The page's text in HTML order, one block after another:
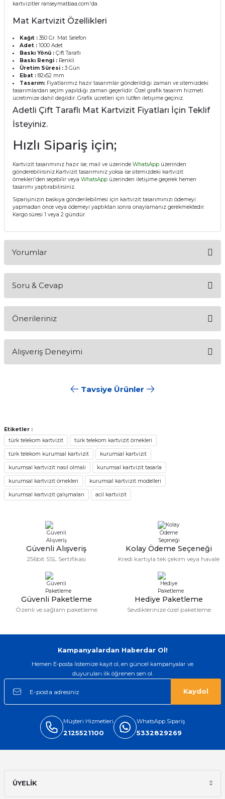
kartvizitler ranseymatbaa.com'da.
Mat Kartvizit Özellikleri
Kağıt :350 Gr. Mat Selefon
Adet :1000 Adet
Baskı Yönü :Çift Taraflı
Baskı Rengi : Renkli
Üretim Süresi :3 Gün
Ebat :82x52 mm
Tasarım: Fiyatlarımız hazır tasarımlar gönderildiği zaman ve sitemizdeki
tasarımlardan seçim yapıldığı zaman geçerlidir. Özel grafik tasarım hizmeti
ücretimize dahil değildir. Grafik ücretleri için lütfen iletişime geçiniz.
Adetli Çift Taraflı Mat Kartvizit Fiyatları İçin Teklif
İsteyiniz.
Hızlı Sipariş için;
Kartvizit tasarımınız hazır ise; mail ve üzerinde WhatsApp üzerinden
gönderebilirsiniz.Kartvizit tasarımınız yoksa ise sitemizdeki kartvizit
örnekleri'den seçebilir veya WhatsApp üzerinden iletişime geçerek hemen
tasarımı yaptırabilirsiniz.
Siparişinizin baskıya gönderilebilmesi için kartvizit tasarımınızı ödemeyi
yapmadan önce veya ödemeyi yaptıktan sonra onaylamanız gerekmektedir.
Kargo süresi 1 veya 2 gündür.
Yorumlar
Soru & Cevap
Önerileriniz
konularda yetersiz gördüğünüz noktaları öneri formunu
kullanarak tarafımıza iletebilirsiniz.
Ürün bilgilerinde hatalar bulunuyor.
Ürün fiyatı diğer sitelerden daha pahalı.
Bu ürüne benzer farklı alternatifler olmalı.
Alışveriş Deneyimi
Sitemize ilk yorumu siz yapın!
Tavsiye Ürünler
En Ekonomik Kartvizit
699,00 TL 562,80 TL
682,80 TL
Sıvamalı Özel Şekilli Kesimli Kartvizit Tek Taraflı Kampanya
838,80 TL
A7 - 10x20cm / Tek Taraflı El ilanı
Etiketler :
türk telekom kartvizit
türk telekom kartvizit örnekleri
türk telekom kurumsal kartvizit kurumsal kartvizit
kurumsal kartvizit nasıl olmalı kurumsal kartvizit tasarla
kurumsal kartvizit örnekleri kurumsal kartvizit modelleri
kurumsal kartvizit çalışmaları acil kartvizit
Güvenli Alışveriş
256bit SSL Sertifikası
Kolay Ödeme Seçeneği
Kredi kartıyla tek çekim veya havale
Güvenli Paketleme
Özenli ve sağlam paketleme
Hediye Paketleme
Sevdiklerinize özel paketleme
Kampanyalardan Haberdar Ol!
Hemen E-posta listemize kayıt ol, en güncel kampanyalar ve
duyuruları ilk öğrenen sen ol.
Kaydol
Müşteri Hizmetleri
2125521100
WhatsApp Sipariş
5332829269
ÜYELİK